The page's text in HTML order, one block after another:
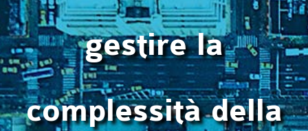
gestire la
complessità della